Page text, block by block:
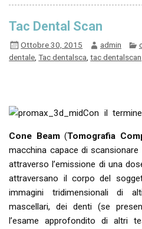
Tac Dental Scan
Ottobre 30, 2015 admin
dentale ,Tac dentalsca ,tac dentalscan
Con il termine
Cone Beam(Tomografia
macchina capace di
attraverso l’emissione di una
attraversano il corpo del
immagini tridimensionali di
mascellari, dei denti (se
l’esame approfondito di altri